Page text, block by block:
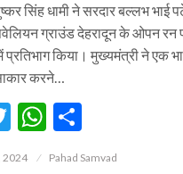
सिंह धामी ने सरदार बल्लभ
ग्राउंड देहरादून के ओपन रन
प्रतिभाग किया। मुख्यमंत्री ने एक
करने…
TwitterWhatsApp
2024 Pahad Samvad